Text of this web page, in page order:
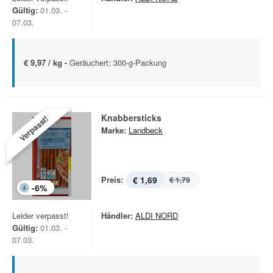
Gültig: 01.03. -
07.03.
€ 9,97 / kg - Geräuchert; 300-g-Packung
Verpasst!
-6%
Knabbersticks
Marke: Landbeck
Preis: € 1,69 € 1,79
Leider verpasst!
Gültig: 01.03. -
07.03.
Händler: ALDI NORD